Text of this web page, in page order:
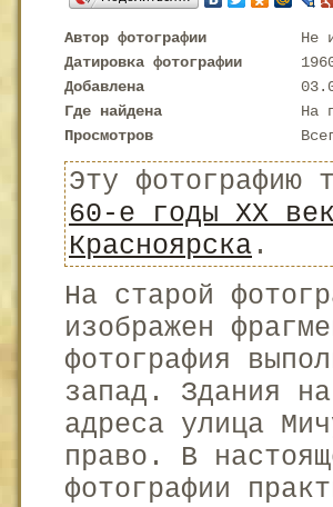
Автор фотографии
Не
Датировка фотографии
Добавлена
Где найдена
На
Просмотров
Эту фотографию
60-е годы XX
Красноярска .
На старой
изображен
фотография
запад. Здания
адреса улица
право. В
фотографии